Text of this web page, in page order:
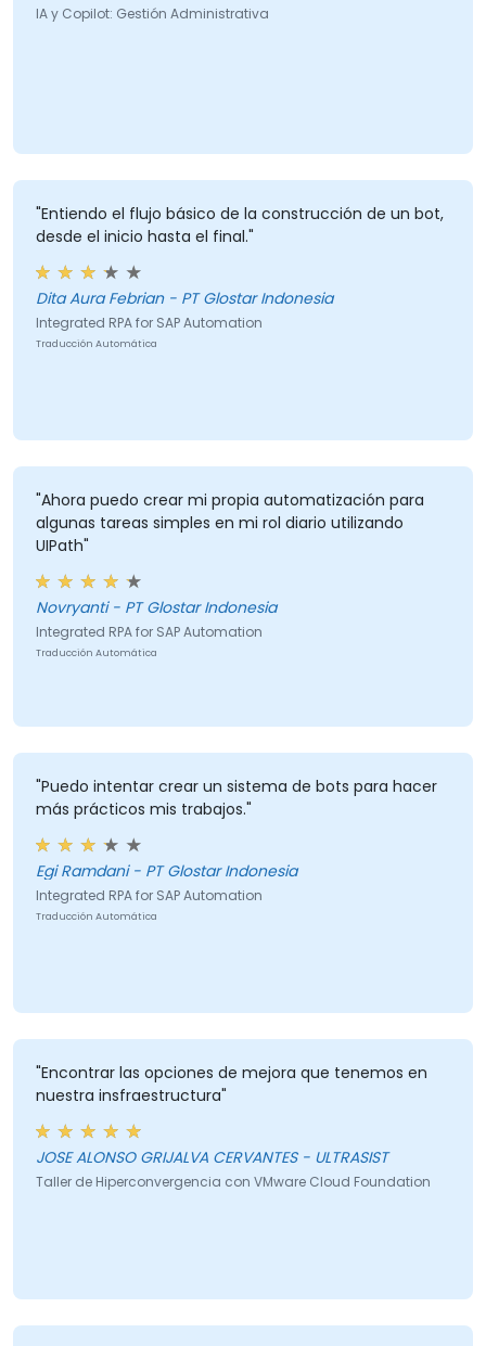
IA y Copilot: Gestión Administrativa
"Entiendo el flujo básico de la construcción de un bot,
desde el inicio hasta el final."
Dita Aura Febrian - PT Glostar Indonesia
Integrated RPA for SAP Automation
Traducción Automática
"Ahora puedo crear mi propia automatización para
algunas tareas simples en mi rol diario utilizando
UIPath"
Novryanti - PT Glostar Indonesia
Integrated RPA for SAP Automation
Traducción Automática
"Puedo intentar crear un sistema de bots para hacer
más prácticos mis trabajos."
Egi Ramdani - PT Glostar Indonesia
Integrated RPA for SAP Automation
Traducción Automática
"Encontrar las opciones de mejora que tenemos en
nuestra insfraestructura"
JOSE ALONSO GRIJALVA CERVANTES - ULTRASIST
Taller de Hiperconvergencia con VMware Cloud Foundation